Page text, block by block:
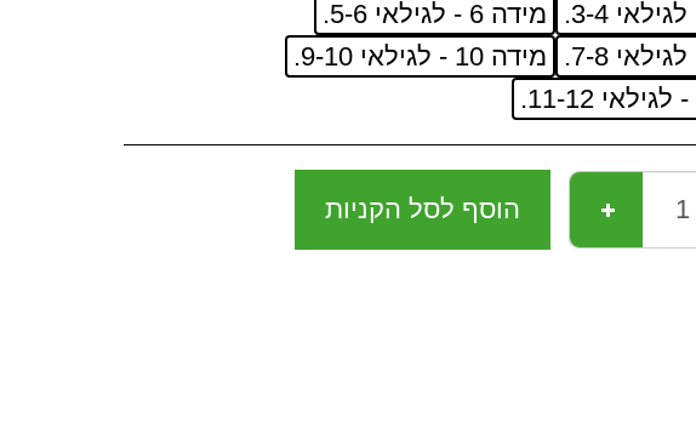
מידה 6 - לגילאי 5-6.
מידה 10 - לגילאי 9-10.
הוסף לסל הקניות